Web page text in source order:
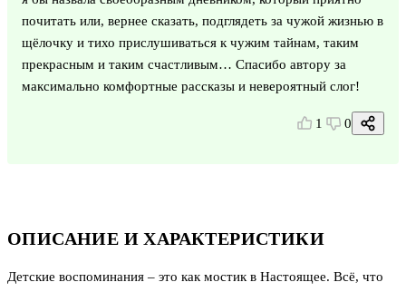
ОПИСАНИЕ И ХАРАКТЕРИСТИКИ
Детские воспоминания – это как мостик в Настоящее. Всё, что
почитать или, вернее сказать, подглядеть за чужой жизнью в
щёлочку и тихо прислушиваться к чужим тайнам, таким
прекрасным и таким счастливым… Спасибо автору за
максимально комфортные рассказы и невероятный слог!
1 0